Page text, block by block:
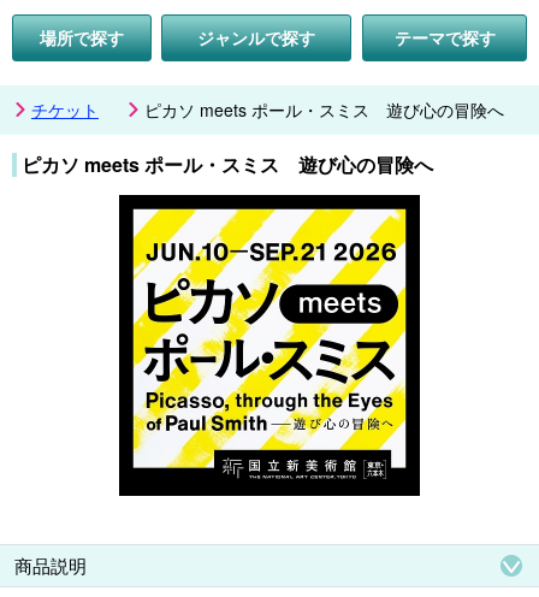
場所で探す
ジャンルで探す テーマで探す
チケット ピカソ meets ポール・スミス 遊び心の冒険へ
ピカソ meets ポール・スミス 遊び心の冒険へ
商品説明